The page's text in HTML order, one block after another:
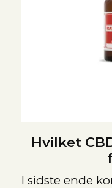
Hvilket
I sidste ende